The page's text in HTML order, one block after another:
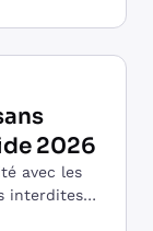
2026
avec les
interdites,